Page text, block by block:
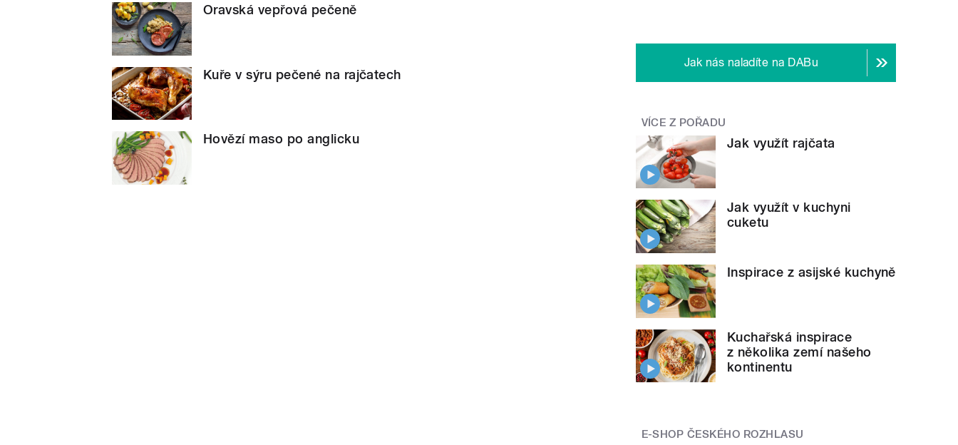
Oravská vepřová pečeně
Kuře v sýru pečené na rajčatech
Hovězí maso po anglicku
Jak nás naladíte na DABu
VÍCE Z POŘADU
Jak využít rajčata
Jak využít v kuchyni
cuketu
Inspirace z asijské kuchyně
Kuchařská inspirace
z několika zemí našeho
kontinentu
E-SHOP ČESKÉHO ROZHLASU